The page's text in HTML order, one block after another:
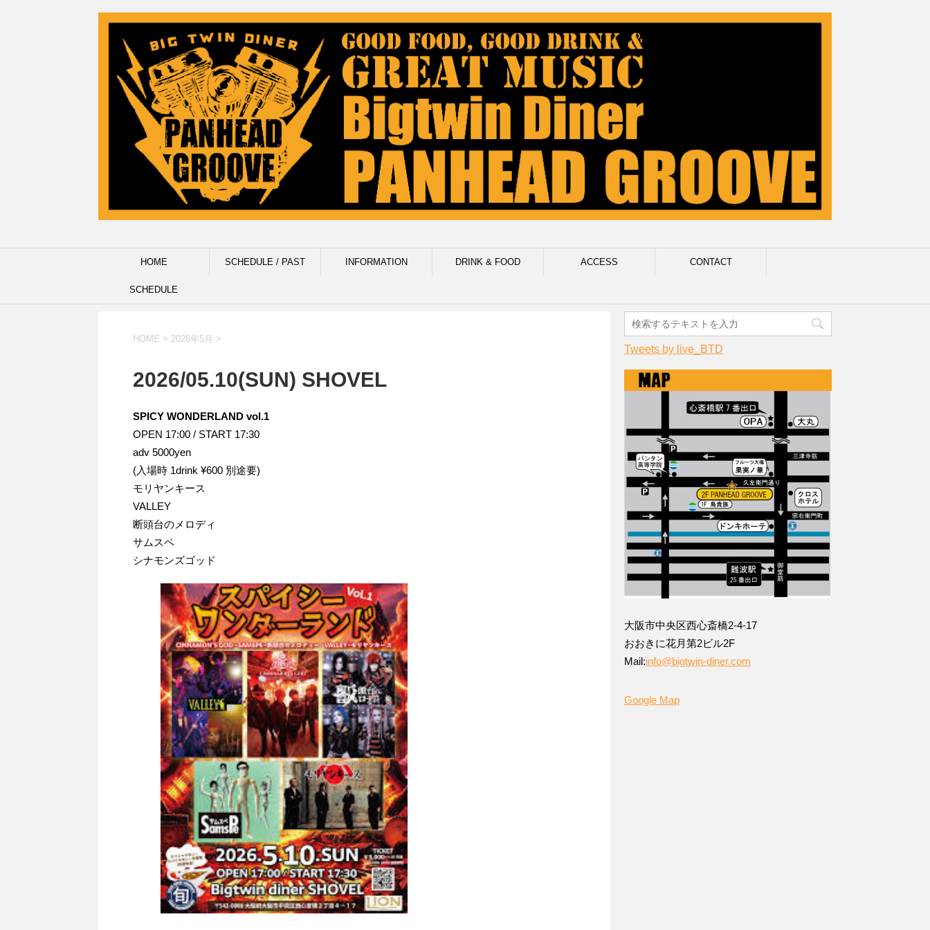
HOME SCHEDULE / PAST INFORMATION DRINK & FOOD ACCESS CONTACT
SCHEDULE
HOME > 2026年5月 >
2026/05.10(SUN) SHOVEL
SPICY WONDERLAND vol.1
OPEN 17:00 / START 17:30
adv 5000yen
(入場時 1drink ¥600 別途要)
モリヤンキース
VALLEY
断頭台のメロディ
サムスペ
シナモンズゴッド
Tweets by live_BTD
大阪市中央区西心斎橋2-4-17
おおきに花月第2ビル2F
Mail:info@bigtwin-diner.com
Google Map